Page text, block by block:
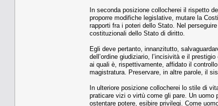
In seconda posizione collocherei il rispetto
proporre modifiche legislative, mutare la
rapporti fra i poteri dello Stato. Nel
costituzionali dello Stato di diritto.
Egli deve pertanto, innanzitutto,
dell’ordine giudiziario, l’incisività e il
ai quali è, rispettivamente, affidato il
magistratura. Preservare, in altre parole, il
In ulteriore posizione collocherei lo stile di
praticare vizi o virtù come gli pare. Un uomo
ostentare potere, esibire privilegi. Come